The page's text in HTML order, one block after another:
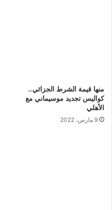
منها قيمة الشرط الجزائي..
كواليس تجديد موسيماني مع
الأهلي
9 مارس، 2022